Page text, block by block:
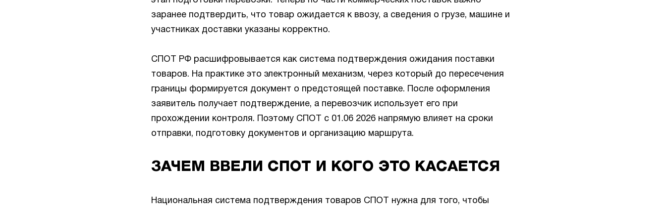
заранее подтвердить, что товар ожидается к ввозу, а сведения о грузе, машине и
участниках доставки указаны корректно.
СПОТ РФ расшифровывается как система подтверждения ожидания поставки
товаров. На практике это электронный механизм, через который до пересечения
границы формируется документ о предстоящей поставке. После оформления
заявитель получает подтверждение, а перевозчик использует его при
прохождении контроля. Поэтому СПОТ с 01.06 2026 напрямую влияет на сроки
отправки, подготовку документов и организацию маршрута.
ЗАЧЕМ ВВЕЛИ СПОТ И КОГО ЭТО КАСАЕТСЯ
Национальная система подтверждения товаров СПОТ нужна для того, чтобы